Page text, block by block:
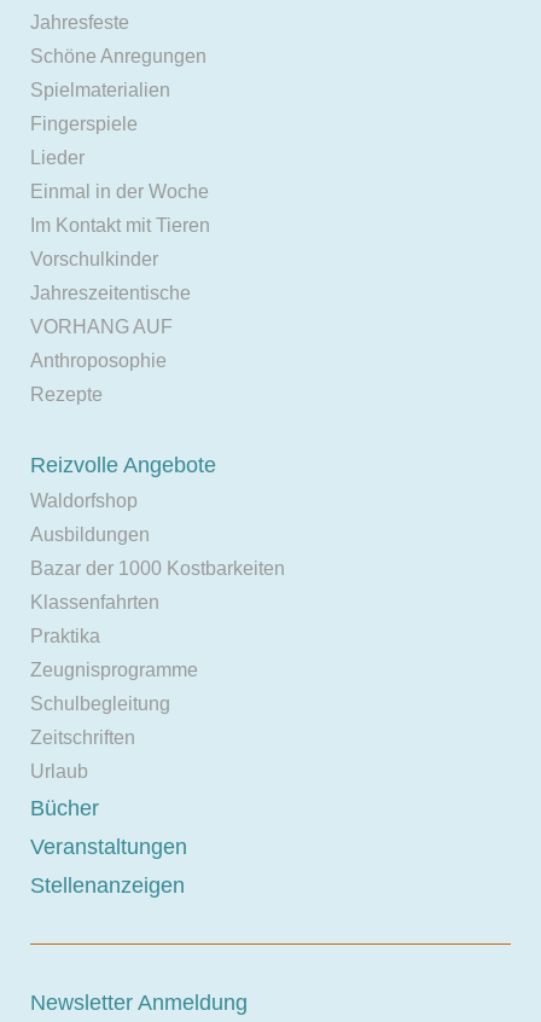
Jahresfeste
Schöne Anregungen
Spielmaterialien
Fingerspiele
Lieder
Einmal in der Woche
Im Kontakt mit Tieren
Vorschulkinder
Jahreszeitentische
VORHANG AUF
Anthroposophie
Rezepte
Reizvolle Angebote
Waldorfshop
Ausbildungen
Bazar der 1000 Kostbarkeiten
Klassenfahrten
Praktika
Zeugnisprogramme
Schulbegleitung
Zeitschriften
Urlaub
Bücher
Veranstaltungen
Stellenanzeigen
Newsletter Anmeldung